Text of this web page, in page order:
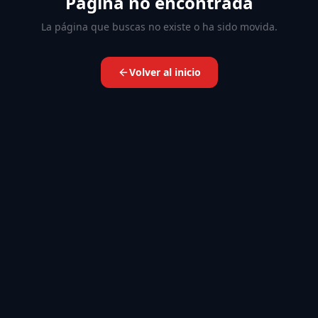
La página que buscas no existe o ha sido movida.
Volver al inicio